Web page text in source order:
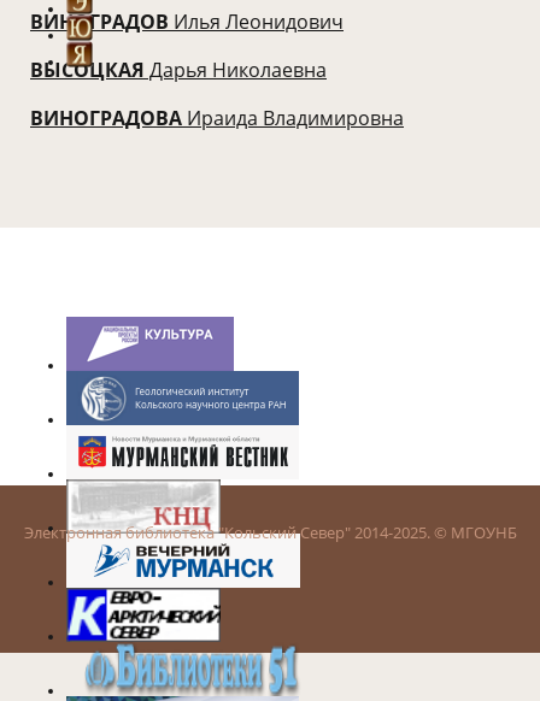
ВИНОГРАДОВ Илья Леонидович
ВЫСОЦКАЯ Дарья Николаевна
ВИНОГРАДОВА Ираида Владимировна
Электронная библиотека "Кольский Север" 2014-2025. © МГОУНБ